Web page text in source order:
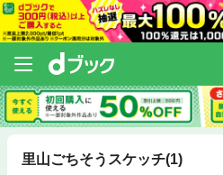
里山ごちそうスケッチ(1)